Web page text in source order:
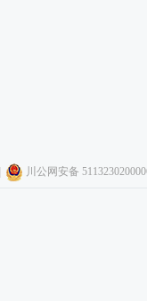
川公网安备